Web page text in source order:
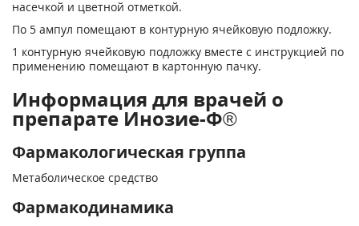
насечкой и цветной отметкой.
По 5 ампул помещают в контурную ячей­ковую подложку.
1 контурную ячейковую подложку вместе с инструкцией по
применению помещают в картонную пачку.
Информация для врачей о
препарате Инозие-Ф®
Фармакологическая группа
Метаболическое средство
Фармакодинамика